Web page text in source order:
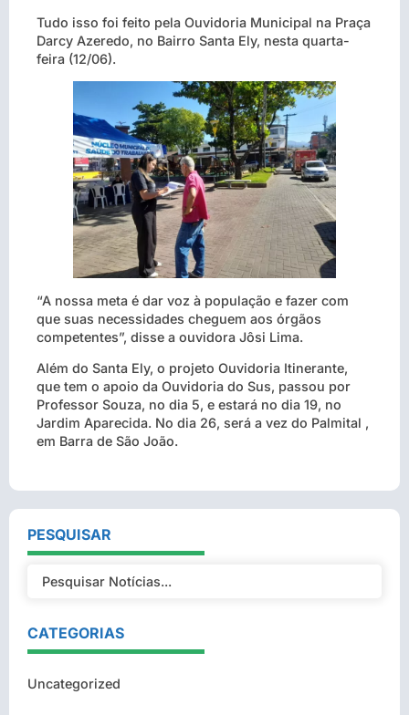
Tudo isso foi feito pela Ouvidoria Municipal na Praça
Darcy Azeredo, no Bairro Santa Ely, nesta quarta-
feira (12/06).
“A nossa meta é dar voz à população e fazer com
que suas necessidades cheguem aos órgãos
competentes”, disse a ouvidora Jôsi Lima.
Além do Santa Ely, o projeto Ouvidoria Itinerante,
que tem o apoio da Ouvidoria do Sus, passou por
Professor Souza, no dia 5, e estará no dia 19, no
Jardim Aparecida. No dia 26, será a vez do Palmital ,
em Barra de São João.
PESQUISAR
CATEGORIAS
Uncategorized